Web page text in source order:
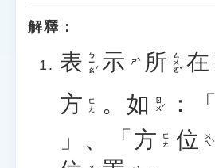
解釋：
表 ㄅㄧㄠˇ 示 ㄕˋ 所 ㄙㄨㄛˇ 在
方 ㄈㄤ 。 如 ㄖㄨˊ ：「
」、「 方 ㄈㄤ 位 ㄨㄟˋ